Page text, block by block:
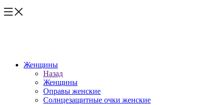
Женщины
Назад
Женщины
Оправы женские
Солнцезащитные очки женские